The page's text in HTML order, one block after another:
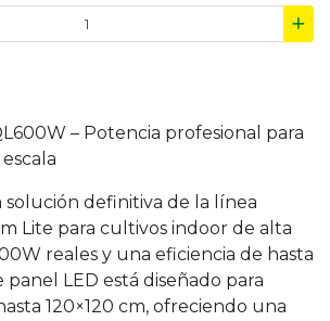
– Potencia profesional para
solución definitiva de la línea
Lite para cultivos indoor de alta
reales y una eficiencia de hasta
panel LED está diseñado para
120×120 cm, ofreciendo una